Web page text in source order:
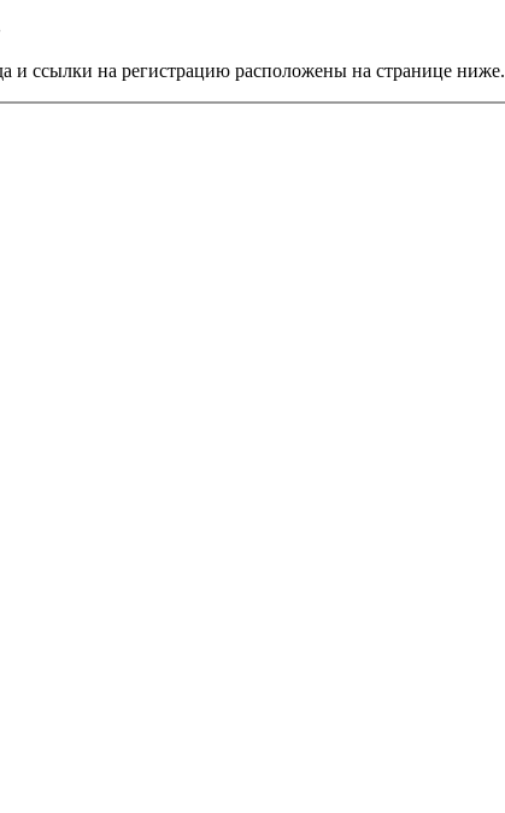
и ссылки на регистрацию расположены на странице ниже.